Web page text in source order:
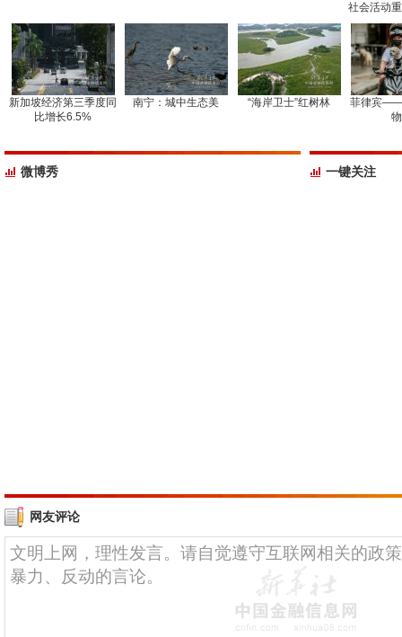
社会活动
新加坡经济第三季度同
比增长6.5%
南宁：城中生态美 “海岸卫士”红树林
菲律宾
微博秀 一键关注
网友评论